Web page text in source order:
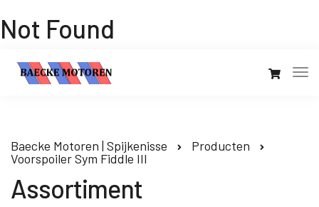
Not Found
Baecke Motoren | Spijkenisse
Producten
Voorspoiler Sym Fiddle III
Assortiment